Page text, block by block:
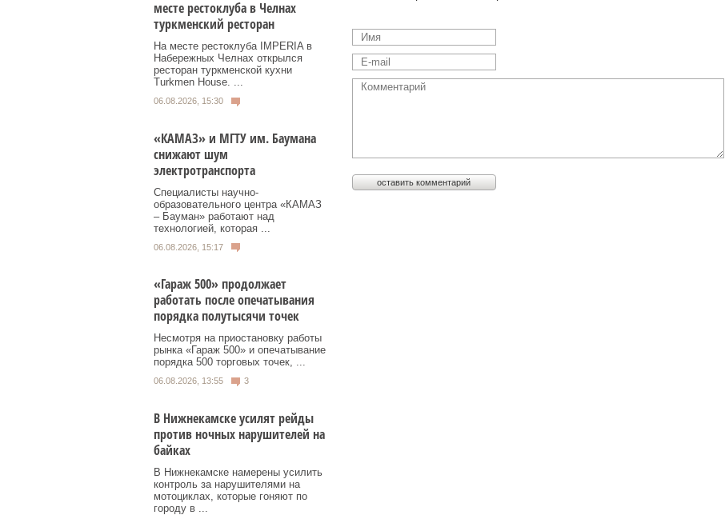
месте рестоклуба в Челнах
туркменский ресторан
На месте рестоклуба IMPERIA в
Набережных Челнах открылся
ресторан туркменской кухни
Turkmen House. ...
06.08.2026, 15:30
«КАМАЗ» и МГТУ им. Баумана
снижают шум
электротранспорта
Специалисты научно-
образовательного центра «КАМАЗ
– Бауман» работают над
технологией, которая ...
06.08.2026, 15:17
«Гараж 500» продолжает
работать после опечатывания
порядка полутысячи точек
Несмотря на приостановку работы
рынка «Гараж 500» и опечатывание
порядка 500 торговых точек, ...
06.08.2026, 13:55 3
В Нижнекамске усилят рейды
против ночных нарушителей на
байках
В Нижнекамске намерены усилить
контроль за нарушителями на
мотоциклах, которые гоняют по
городу в ...